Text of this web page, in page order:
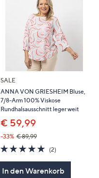
SALE
ANNA VON GRIESHEIM Bluse,
7/8-Arm 100% Viskose
Rundhalsausschnitt leger weit
€ 59,99
-33% € 89,99
5.0
von
(2)2
In den Warenkorb